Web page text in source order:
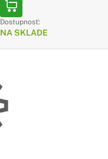
Dostupnosť:
NA SKLADE